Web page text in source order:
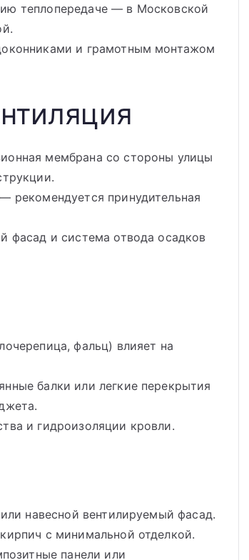
теплопередаче — в Московской
и грамотным монтажом
мембрана со стороны улицы
рекомендуется принудительная
фасад и система отвода осадков
фальц) влияет на
балки или легкие перекрытия
и гидроизоляции кровли.
навесной вентилируемый фасад.
с минимальной отделкой.
панели или